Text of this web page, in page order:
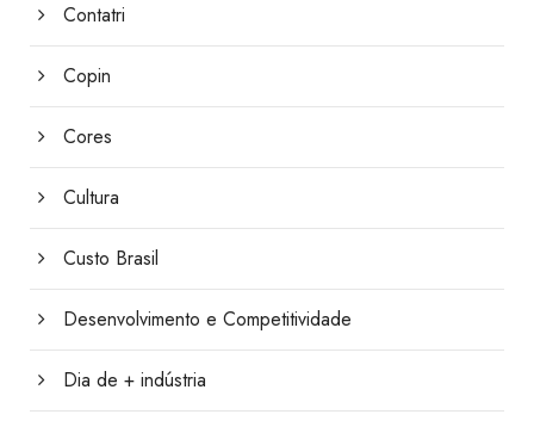
Contatri
Copin
Cores
Cultura
Custo Brasil
Desenvolvimento e Competitividade
Dia de + indústria